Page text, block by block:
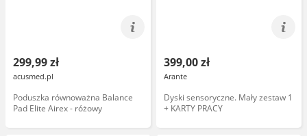
299,99 zł
acusmed.pl
Poduszka równoważna Balance
Pad Elite Airex - różowy
399,00 zł
Arante
Dyski sensoryczne. Mały zestaw 1
+ KARTY PRACY